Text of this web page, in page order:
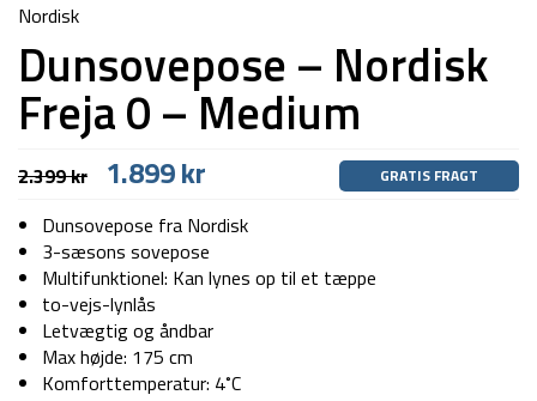
Nordisk
Dunsovepose – Nordisk
Freja 0 – Medium
2.399kr Den
oprindelige
pris
var:
2.399 kr.
1.899kr
pris
er:
1.899 kr.
GRATIS FRAGT
Dunsovepose fra Nordisk
3-sæsons sovepose
Multifunktionel: Kan lynes op til et tæppe
to-vejs-lynlås
Letvægtig og åndbar
Max højde: 175 cm
Komforttemperatur: 4˚C